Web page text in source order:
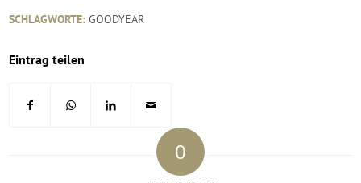
SCHLAGWORTE: GOODYEAR
Eintrag teilen
0